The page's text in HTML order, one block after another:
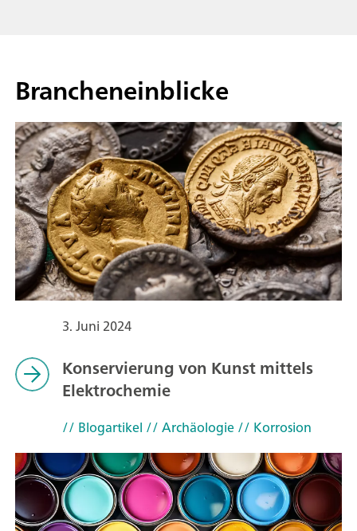
Brancheneinblicke
3. Juni 2024
Konservierung von Kunst mittels
Elektrochemie
// Blogartikel // Archäologie// Korrosion